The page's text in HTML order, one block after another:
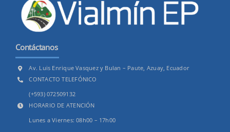
Contáctanos
Av. Luis Enrique Vasquez y Bulan – Paute, Azuay, Ecuador
CONTACTO TELEFÓNICO
(+593) 072509132
HORARIO DE ATENCIÓN
Lunes a Viernes: 08h00 – 17h00